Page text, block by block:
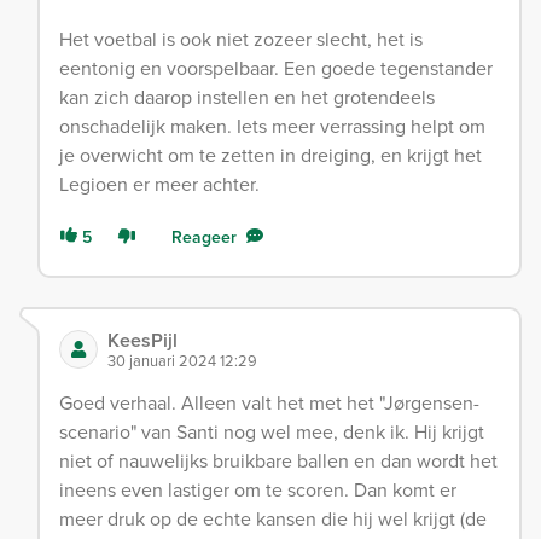
Het voetbal is ook niet zozeer slecht, het is
eentonig en voorspelbaar. Een goede tegenstander
kan zich daarop instellen en het grotendeels
onschadelijk maken. Iets meer verrassing helpt om
je overwicht om te zetten in dreiging, en krijgt het
Legioen er meer achter.
5 Reageer
KeesPijl
30 januari 2024 12:29
Goed verhaal. Alleen valt het met het "Jørgensen-
scenario" van Santi nog wel mee, denk ik. Hij krijgt
niet of nauwelijks bruikbare ballen en dan wordt het
ineens even lastiger om te scoren. Dan komt er
meer druk op de echte kansen die hij wel krijgt (de